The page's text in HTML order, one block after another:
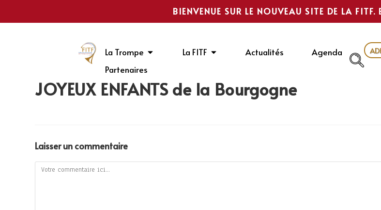
BIENVENUE SUR LE NOUVEAU SITE DE LA
La Trompe La FITF Actualités
Agenda
Partenaires
JOYEUX ENFANTS de la Bourgogne
Laisser un commentaire